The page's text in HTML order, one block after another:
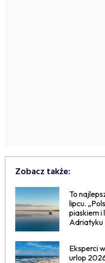
Zobacz także:
To
lipcu.
piaskiem i
Adriatyku
Eksperci
urlop